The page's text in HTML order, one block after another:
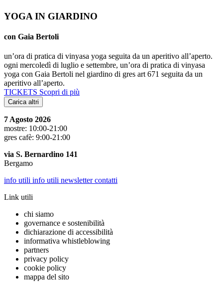
YOGA IN GIARDINO
con Gaia Bertoli
un’ora di pratica di vinyasa yoga seguita da un aperitivo all’aperto.
ogni mercoledì di luglio e settembre, un’ora di pratica di vinyasa
yoga con Gaia Bertoli nel giardino di gres art 671 seguita da un
aperitivo all’aperto.
TICKETS Scopri di più
Carica altri
7 Agosto 2026
mostre: 10:00-21:00
gres cafè: 9:00-21:00
via S. Bernardino 141
Bergamo
info utili info utili newslettercontatti
Link utili
chi siamo
governance e sostenibilità
dichiarazione di accessibilità
informativa whistleblowing
partners
privacy policy
cookie policy
mappa del sito